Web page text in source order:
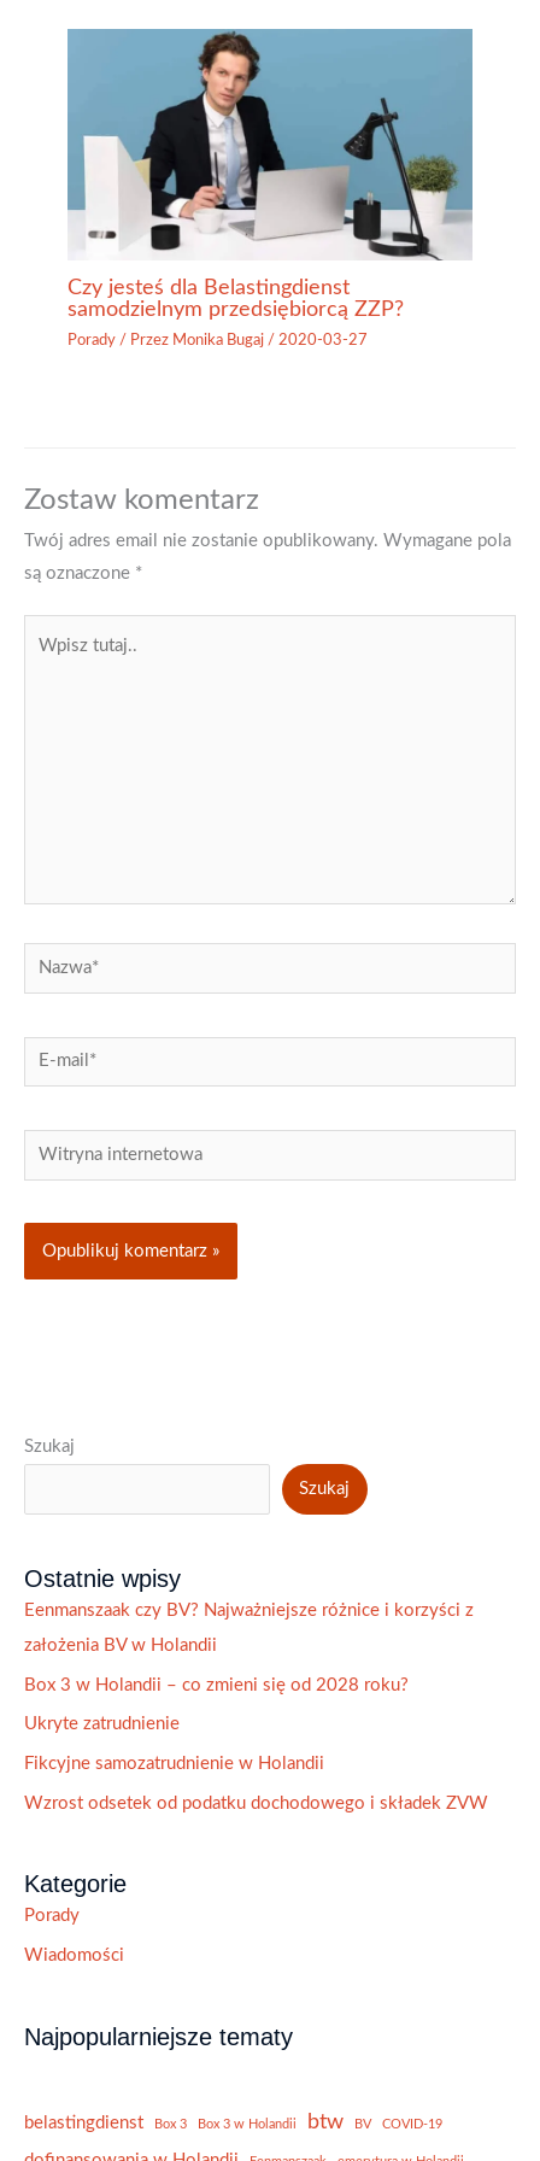
Czy jesteś dla Belastingdienst
samodzielnym przedsiębiorcą ZZP?
Porady / Przez Monika Bugaj / 2020-03-27
Zostaw komentarz
Twój adres email nie zostanie opublikowany. Wymagane pola
są oznaczone *
Nazwa*
E-
mail*
Witryna
internetowa
Szukaj
Szukaj
Ostatnie wpisy
Eenmanszaak czy BV? Najważniejsze różnice i korzyści z
założenia BV w Holandii
Box 3 w Holandii – co zmieni się od 2028 roku?
Ukryte zatrudnienie
Fikcyjne samozatrudnienie w Holandii
Wzrost odsetek od podatku dochodowego i składek ZVW
Kategorie
Porady
Wiadomości
Najpopularniejsze tematy
belastingdienst Box 3 Box 3 w Holandii btw BV COVID-19